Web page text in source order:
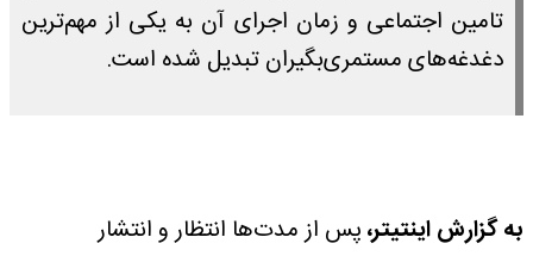
تامین اجتماعی و زمان اجرای آن به یکی از مهم‌ترین
دغدغه‌های مستمری‌بگیران تبدیل شده است.
به گزارش اینتیتر،پس از مدت‌ها انتظار و انتشار